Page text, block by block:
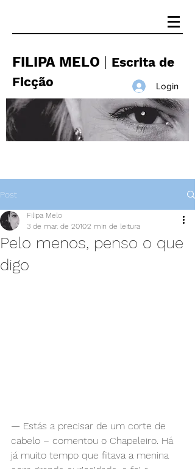
FILIPA MELO
Escrita de
Ficção
Login
Post
Pelo menos, penso o que
digo
Filipa Melo
3 de mar. de 20102 min de leitura
— Estás a precisar de um corte de
cabelo – comentou o Chapeleiro. Há
já muito tempo que fitava a menina